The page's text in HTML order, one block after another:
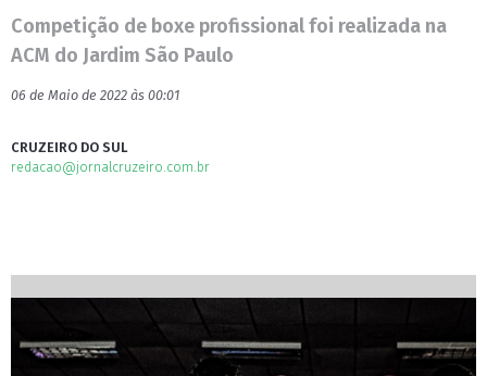
Competição de boxe profissional foi realizada na
ACM do Jardim São Paulo
06 de Maio de 2022 às 00:01
CRUZEIRO DO SUL
redacao@jornalcruzeiro.com.br